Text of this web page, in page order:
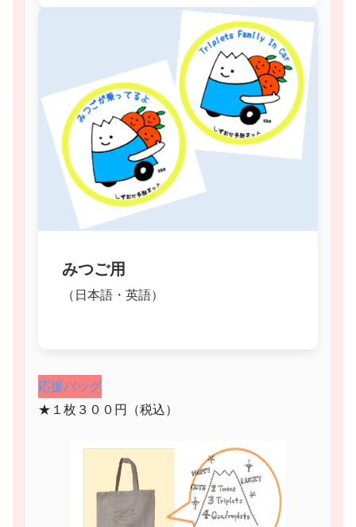
みつご用
（日本語・英語）
応援バッグ
★１枚３００円（税込）